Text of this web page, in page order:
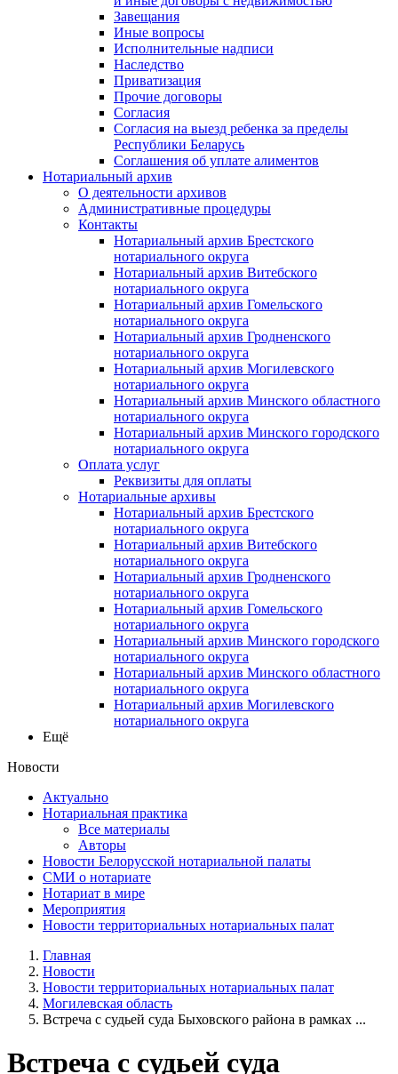
Завещания
Иные вопросы
Исполнительные надписи
Наследство
Приватизация
Прочие договоры
Согласия
Согласия на выезд ребенка за пределы
Республики Беларусь
Соглашения об уплате алиментов
Нотариальный архив
О деятельности архивов
Административные процедуры
Контакты
Нотариальный архив Брестского
нотариального округа
Нотариальный архив Витебского
нотариального округа
Нотариальный архив Гомельского
нотариального округа
Нотариальный архив Гродненского
нотариального округа
Нотариальный архив Могилевского
нотариального округа
Нотариальный архив Минского областного
нотариального округа
Нотариальный архив Минского городского
нотариального округа
Оплата услуг
Реквизиты для оплаты
Нотариальные архивы
Нотариальный архив Брестского
нотариального округа
Нотариальный архив Витебского
нотариального округа
Нотариальный архив Гродненского
нотариального округа
Нотариальный архив Гомельского
нотариального округа
Нотариальный архив Минского городского
нотариального округа
Нотариальный архив Минского областного
нотариального округа
Нотариальный архив Могилевского
нотариального округа
Ещё
Новости
Актуально
Нотариальная практика
Все материалы
Авторы
Новости Белорусской нотариальной палаты
СМИ о нотариате
Нотариат в мире
Мероприятия
Новости территориальных нотариальных палат
Главная
Новости
Новости территориальных нотариальных палат
Могилевская область
Встреча с судьей суда Быховского района в рамках ...
Встреча с судьей суда